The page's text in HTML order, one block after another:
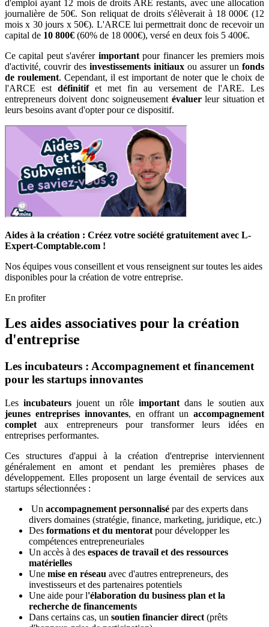
d'emploi ayant 12 mois de droits ARE restants, avec une allocation
journalière de 50€. Son reliquat de droits s'élèverait à 18 000€ (12
mois x 30 jours x 50€). L'ARCE lui permettrait donc de recevoir un
capital de 10 800€ (60% de 18 000€), versé en deux fois 5 400€.
Ce capital peut s'avérer importantpour financer les premiers mois
d'activité, couvrir des investissements initiaux ou assurer un fonds
de roulement. Cependant, il est important de noter que le choix de
l'ARCE est définitif et met fin au versement de l'ARE. Les
entrepreneurs doivent donc soigneusement évaluerleur situation et
leurs besoins avant d'opter pour ce dispositif.
Aides à la création : Créez votre société gratuitement avec L-
Expert-Comptable.com !
Nos équipes vous conseillent et vous renseignent sur toutes les aides
disponibles pour la création de votre entreprise.
En profiter
Les aides associatives pour la création
d'entreprise
Les incubateurs : Accompagnement et financement
pour les startups innovantes
Lesincubateursjouent un rôleimportantdans le soutien aux
jeunes entreprises innovantes, en offrant unaccompagnement
complet aux entrepreneurs pour transformer leurs idées en
entreprises performantes.
Ces structures d'appui à la création d'entreprise interviennent
généralement en amont et pendant les premières phases de
développement. Elles proposent un large éventail de services aux
startups sélectionnées :
Un accompagnement personnalisé par des experts dans
divers domaines (stratégie, finance, marketing, juridique, etc.)
Des formations et du mentorat pour développer les
compétences entrepreneuriales
Un accès à des espaces de travail et des ressources
matérielles
Une mise en réseau avec d'autres entrepreneurs, des
investisseurs et des partenaires potentiels
Une aide pour l'élaboration du business plan et la
recherche de financements
Dans certains cas, un soutien financier direct (prêts